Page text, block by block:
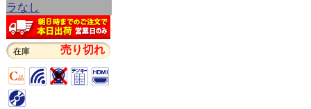
在庫 売り切れ